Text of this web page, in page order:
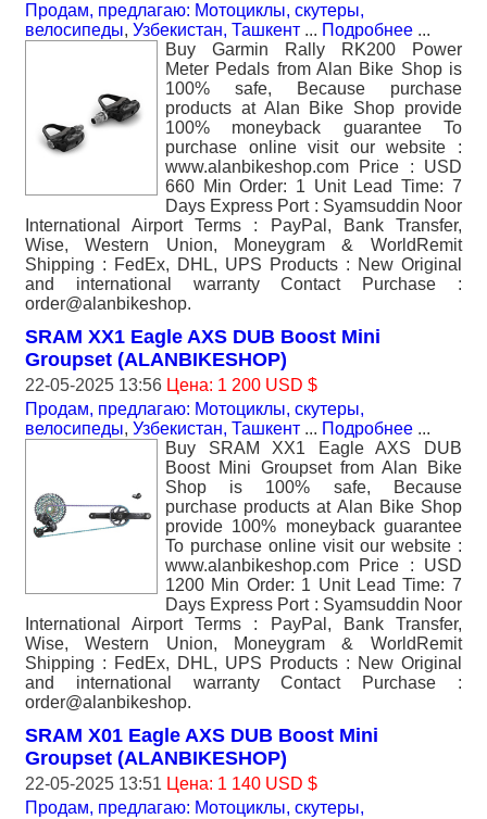
Продам, предлагаю: Мотоциклы, скутеры,
велосипеды, Узбекистан, Ташкент ... Подробнее ...
Buy Garmin Rally RK200 Power
Meter Pedals from Alan Bike Shop is
100% safe, Because purchase
products at Alan Bike Shop provide
100% moneyback guarantee To
purchase online visit our website :
www.alanbikeshop.com Price : USD
660 Min Order: 1 Unit Lead Time: 7
Days Express Port : Syamsuddin Noor
International Airport Terms : PayPal, Bank Transfer,
Wise, Western Union, Moneygram & WorldRemit
Shipping : FedEx, DHL, UPS Products : New Original
and international warranty Contact Purchase :
order@alanbikeshop.
SRAM XX1 Eagle AXS DUB Boost Mini
Groupset (ALANBIKESHOP)
22-05-2025 13:56 Цена: 1 200 USD $
Продам, предлагаю: Мотоциклы, скутеры,
велосипеды, Узбекистан, Ташкент ... Подробнее ...
Buy SRAM XX1 Eagle AXS DUB
Boost Mini Groupset from Alan Bike
Shop is 100% safe, Because
purchase products at Alan Bike Shop
provide 100% moneyback guarantee
To purchase online visit our website :
www.alanbikeshop.com Price : USD
1200 Min Order: 1 Unit Lead Time: 7
Days Express Port : Syamsuddin Noor
International Airport Terms : PayPal, Bank Transfer,
Wise, Western Union, Moneygram & WorldRemit
Shipping : FedEx, DHL, UPS Products : New Original
and international warranty Contact Purchase :
order@alanbikeshop.
SRAM X01 Eagle AXS DUB Boost Mini
Groupset (ALANBIKESHOP)
22-05-2025 13:51 Цена: 1 140 USD $
Продам, предлагаю: Мотоциклы, скутеры,